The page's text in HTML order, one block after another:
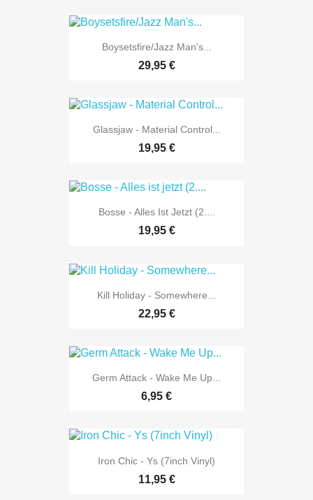
Boysetsfire/Jazz Man's...
29,95 €
Glassjaw - Material Control...
19,95 €
Bosse - Alles Ist Jetzt (2....
19,95 €
Kill Holiday - Somewhere...
22,95 €
Germ Attack - Wake Me Up...
6,95 €
Iron Chic - Ys (7inch Vinyl)
11,95 €